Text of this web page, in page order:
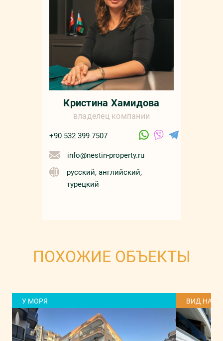
Кристина Хамидова
владелец компании
+90 532 399 7507
info@nestin-property.ru
русский, английский,
турецкий
ПОХОЖИЕ ОБЪЕКТЫ
У МОРЯ ВИД НА